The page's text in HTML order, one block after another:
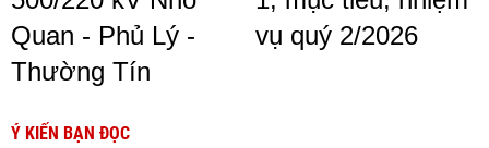
Quan - Phủ Lý -
Thường Tín
vụ quý 2/2026
Ý KIẾN BẠN ĐỌC